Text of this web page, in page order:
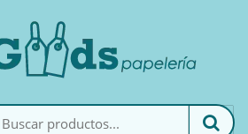
My Goods es tu papelería